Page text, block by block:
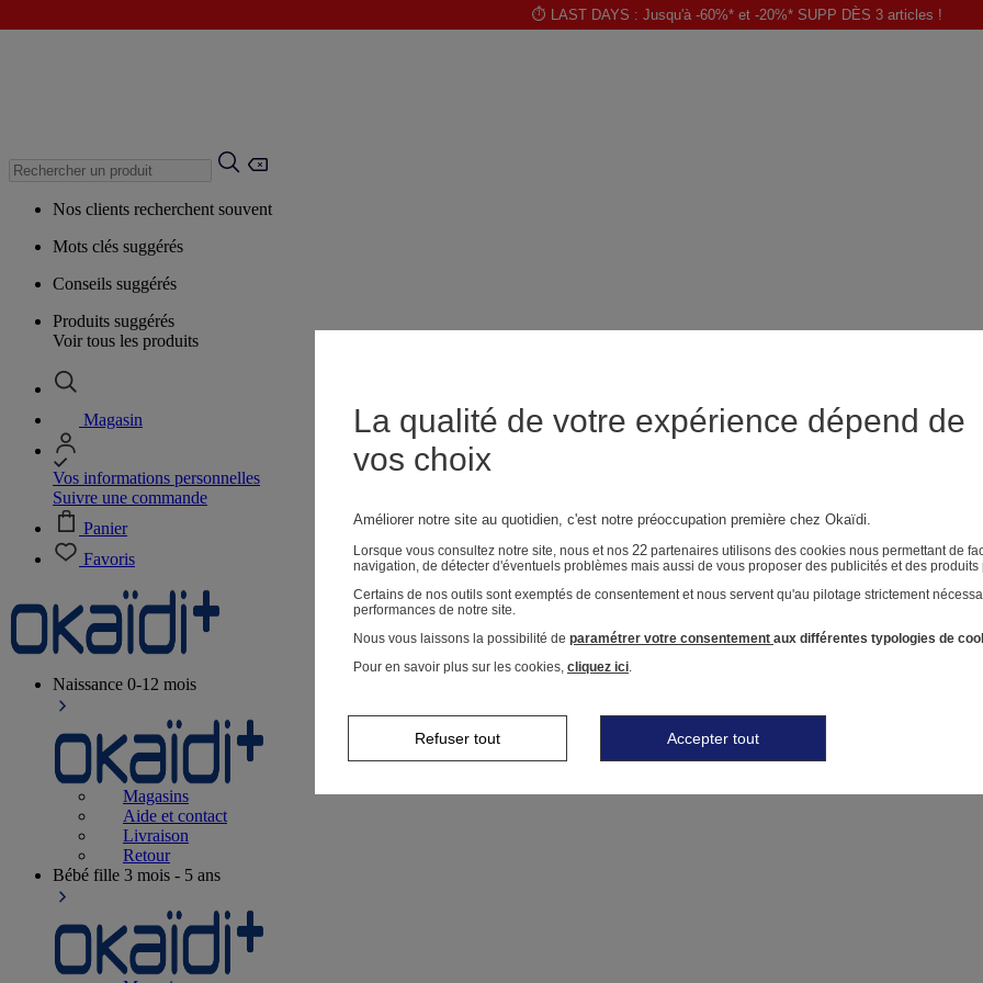
⏱️ LAST DAYS : Jusqu'à -60%* et -20%* SUPP DÈS 3 articles !
Nos clients recherchent souvent
Mots clés suggérés
Conseils suggérés
Produits suggérés
Voir tous les produits
Magasin
Vos informations personnelles
Suivre une commande
Panier
Favoris
Naissance 0-12 mois
Magasins
Aide et contact
Livraison
Retour
Bébé fille 3 mois - 5 ans
La qualité de votre expérience dépend de
vos choix
Améliorer notre site au quotidien, c'est notre préoccupation première chez Okaïdi.
Lorsque vous consultez notre site, nous et nos 22 partenaires utilisons des cookies nous permettant de
navigation, de détecter d'éventuels problèmes mais aussi de vous proposer des publicités et des
Certains de nos outils sont exemptés de consentement et nous servent qu'au pilotage strictement
performances de notre site.
Nous vous laissons la possibilité de paramétrer votre consentement aux différentes typologies de
Pour en savoir plus sur les cookies, cliquez ici.
Refuser tout Accepter tout